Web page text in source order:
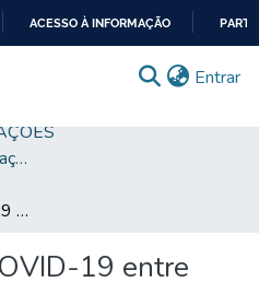
CONTEÚDO
ACESSO À INFORMAÇÃO
Entrar
Programa de Pós-Graduação em Patologia
Prevalência de COVID-19 entre profissionais que atuaram em emergências hospitalares durante o pico da primeira onda em 2020 em Porto Alegre, Brasil
19 entre